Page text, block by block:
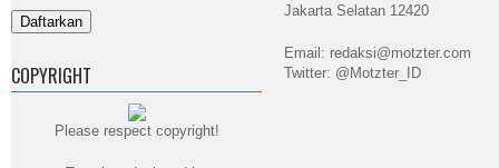
COPYRIGHT
Please respect copyright!
Jakarta Selatan 12420
Email: redaksi@motzter.com
Twitter: @Motzter_ID